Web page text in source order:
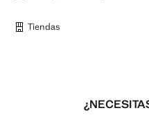
Tiendas